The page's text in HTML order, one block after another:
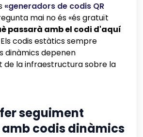
«generadors de codis QR
mai no és «és gratuït
passarà amb el codi d'aquí
codis estàtics sempre
dinàmics depenen
la infraestructura sobre la
seguiment
codis dinàmics